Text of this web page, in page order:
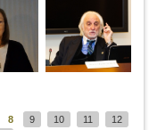
8 9 10 11
12